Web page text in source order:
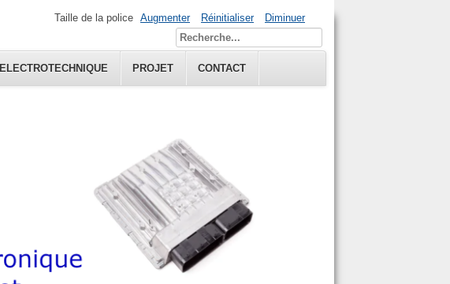
ELECTROTECHNIQUE PROJET CONTACT
Taille de la police Augmenter Réinitialiser Diminuer